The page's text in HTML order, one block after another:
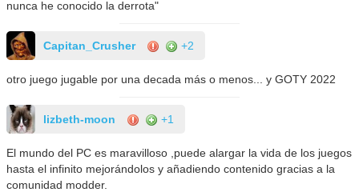
nunca he conocido la derrota"
Capitan_Crusher +2
otro juego jugable por una decada más o menos... y GOTY 2022
lizbeth-moon +1
El mundo del PC es maravilloso ,puede alargar la vida de los juegos
hasta el infinito mejorándolos y añadiendo contenido gracias a la
comunidad modder.